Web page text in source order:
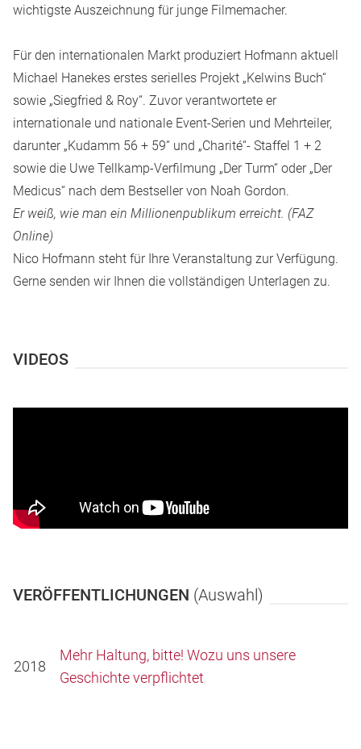
wichtigste Auszeichnung für junge Filmemacher.
Für den internationalen Markt produziert Hofmann aktuell
Michael Hanekes erstes serielles Projekt „Kelwins Buch“
sowie „Siegfried & Roy“. Zuvor verantwortete er
internationale und nationale Event-Serien und Mehrteiler,
darunter „Kudamm 56 + 59“ und „Charité“- Staffel 1 + 2
sowie die Uwe Tellkamp-Verfilmung „Der Turm“ oder „Der
Medicus“ nach dem Bestseller von Noah Gordon.
Er weiß, wie man ein Millionenpublikum erreicht. (FAZ
Online)
Nico Hofmann steht für Ihre Veranstaltung zur Verfügung.
Gerne senden wir Ihnen die vollständigen Unterlagen zu.
VIDEOS
VERÖFFENTLICHUNGEN (Auswahl)
2018
Mehr Haltung, bitte! Wozu uns unsere
Geschichte verpflichtet